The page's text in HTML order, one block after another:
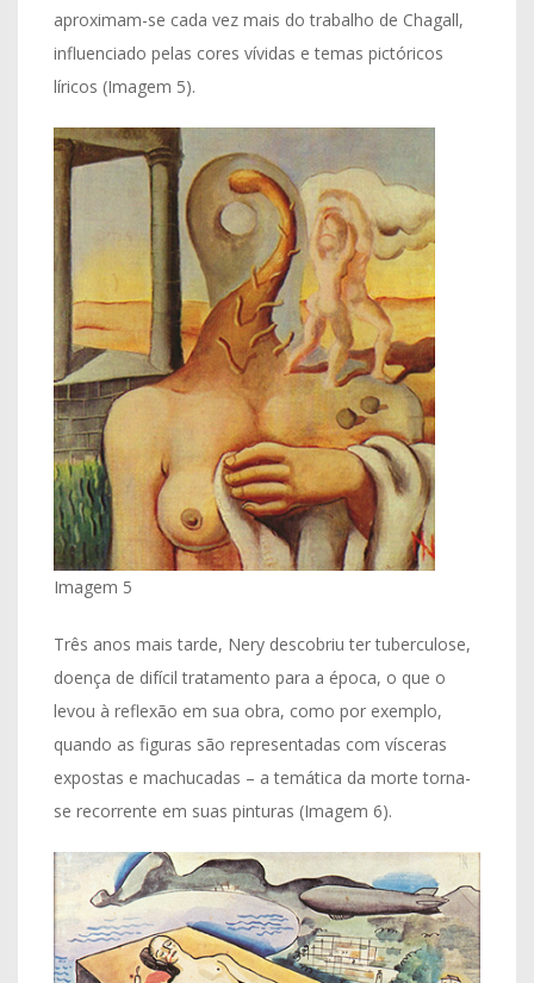
aproximam-se cada vez mais do trabalho de Chagall,
influenciado pelas cores vívidas e temas pictóricos
líricos (Imagem 5).
Imagem 5
Três anos mais tarde, Nery descobriu ter tuberculose,
doença de difícil tratamento para a época, o que o
levou à reflexão em sua obra, como por exemplo,
quando as figuras são representadas com vísceras
expostas e machucadas – a temática da morte torna-
se recorrente em suas pinturas (Imagem 6).